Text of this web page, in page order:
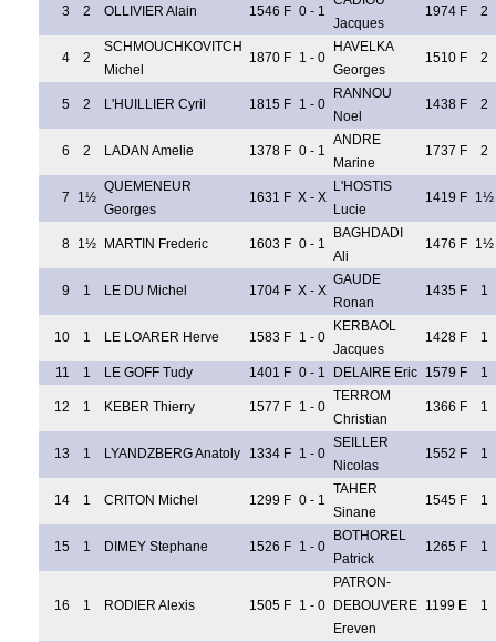
3 2 OLLIVIER Alain 1546 F 0 - 1
Jacques
1974 F 2
4 2
SCHMOUCHKOVITCH
Michel
1870 F 1 - 0
HAVELKA
Georges
1510 F 2
5 2 L'HUILLIER Cyril 1815 F 1 - 0
RANNOU
Noel
1438 F 2
6 2 LADAN Amelie 1378 F 0 - 1
ANDRE
Marine
1737 F 2
7 1½
QUEMENEUR
Georges
1631 F X - X
L'HOSTIS
Lucie
1419 F 1½
8 1½ MARTIN Frederic 1603 F 0 - 1
BAGHDADI
Ali
1476 F 1½
9 1 LE DU Michel 1704 F X - X
GAUDE
Ronan
1435 F 1
10 1 LE LOARER Herve 1583 F 1 - 0
KERBAOL
Jacques
1428 F 1
11 1 LE GOFF Tudy 1401 F 0 - 1 DELAIRE Eric 1579 F 1
12 1 KEBER Thierry 1577 F 1 - 0
TERROM
Christian
1366 F 1
13 1 LYANDZBERG Anatoly 1334 F 1 - 0
SEILLER
Nicolas
1552 F 1
14 1 CRITON Michel 1299 F 0 - 1
TAHER
Sinane
1545 F 1
15 1 DIMEY Stephane 1526 F 1 - 0
BOTHOREL
Patrick
1265 F 1
16 1 RODIER Alexis 1505 F 1 - 0
PATRON-
DEBOUVERE
Ereven
1199 E 1